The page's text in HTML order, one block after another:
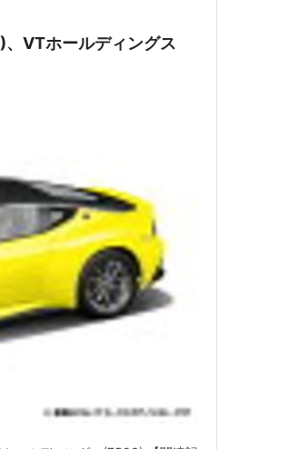
VTホールディングス